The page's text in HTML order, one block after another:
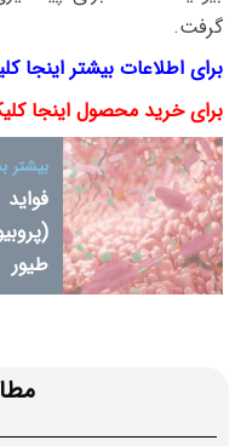
گرفت.
برای اطلاعات بیشتر اینجا
برای خرید محصول اینجا
بیشتر
طیور